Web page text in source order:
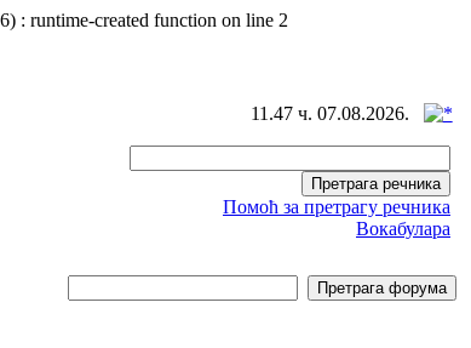
: runtime-created function on line 2
11.47 ч. 07.08.2026.
Помоћ за претрагу речника
Вокабулара